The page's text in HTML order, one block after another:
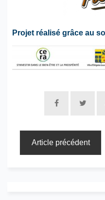
Projet réalisé grâce au
Article précédent